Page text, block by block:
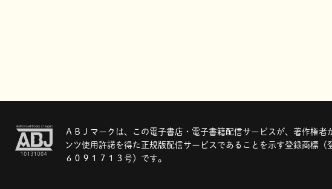
ＡＢＪマークは、この電子書店・電子書籍配信サービスが、著作権者
ンツ使用許諾を得た正規版配信サービスであることを示す登録商標（
６０９１７１３号）です。